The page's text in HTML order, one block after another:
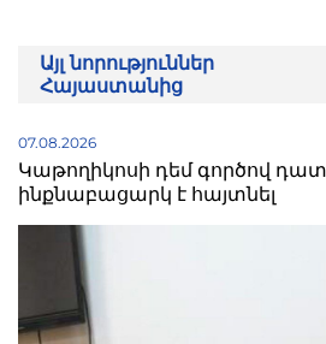
Այլ նորություններ
Հայաստանից
07.08.2026
Կաթողիկոսի դեմ գործով
ինքնաբացարկ է հայտնել